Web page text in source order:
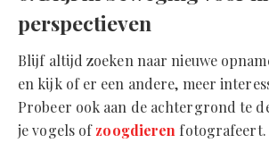
perspectieven
Blijf altijd zoeken naar nieuwe
en kijk of er een andere, meer
Probeer ook aan de achtergrond te
je vogels ofzoogdieren fotografeert.